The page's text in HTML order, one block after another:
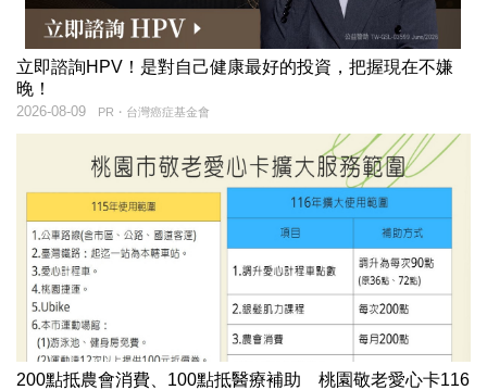
立即諮詢HPV！是對自己健康最好的投資，把握現在不嫌
晚！
PR・台灣癌症基金會
2026-08-09
200點抵農會消費、100點抵醫療補助 桃園敬老愛心卡116